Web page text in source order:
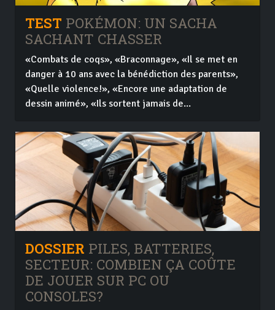
TEST POKÉMON: UN SACHA
SACHANT CHASSER
«Combats de coqs», «Braconnage», «Il se met en
danger à 10 ans avec la bénédiction des parents»,
«Quelle violence!», «Encore une adaptation de
dessin animé», «Ils sortent jamais de...
DOSSIER PILES, BATTERIES,
SECTEUR: COMBIEN ÇA COÛTE
DE JOUER SUR PC OU
CONSOLES?